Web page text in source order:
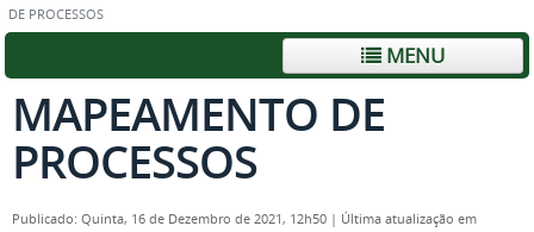
DE PROCESSOS
MENU
MAPEAMENTO DE
PROCESSOS
Publicado: Quinta, 16 de Dezembro de 2021, 12h50 | Última atualização em